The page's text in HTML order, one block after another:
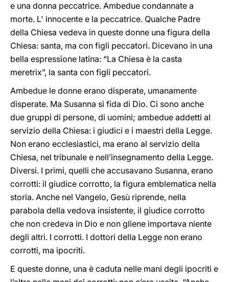
e una donna peccatrice. Ambedue condannate a
morte. L' innocente e la peccatrice. Qualche Padre
della Chiesa vedeva in queste donne una figura della
Chiesa: santa, ma con figli peccatori. Dicevano in una
bella espressione latina: “La Chiesa è la casta
meretrix”, la santa con figli peccatori.
Ambedue le donne erano disperate, umanamente
disperate. Ma Susanna si fida di Dio. Ci sono anche
due gruppi di persone, di uomini; ambedue addetti al
servizio della Chiesa: i giudici e i maestri della Legge.
Non erano ecclesiastici, ma erano al servizio della
Chiesa, nel tribunale e nell’insegnamento della Legge.
Diversi. I primi, quelli che accusavano Susanna, erano
corrotti: il giudice corrotto, la figura emblematica nella
storia. Anche nel Vangelo, Gesù riprende, nella
parabola della vedova insistente, il giudice corrotto
che non credeva in Dio e non gliene importava niente
degli altri. I corrotti. I dottori della Legge non erano
corrotti, ma ipocriti.
E queste donne, una è caduta nelle mani degli ipocriti e